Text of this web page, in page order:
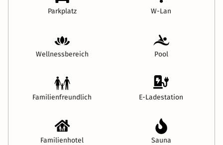
Parkplatz W-Lan
Wellnessbereich Pool
Familienfreundlich E-Ladestation
Familienhotel Sauna